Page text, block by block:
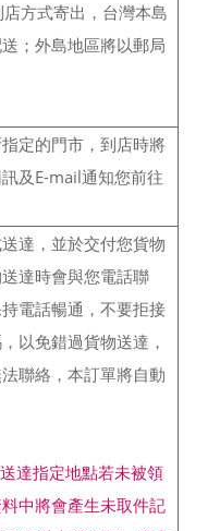
方式寄出，台灣本島
；外島地區將以郵局
定的門市，到店時將
及E-mail通知您前往
達，並於交付您貨物
達時會與您電話聯
電話暢通，不要拒接
以免錯過貨物送達，
聯絡，本訂單將自動
達指定地點若未被領
中將會產生未取件記